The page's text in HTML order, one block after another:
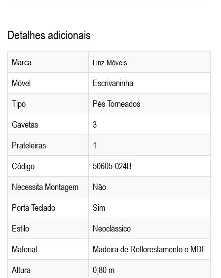
Detalhes adicionais
Marca Linz Móveis
Móvel
Escrivaninha
Tipo
Pés Torneados
Gavetas
3
Prateleiras
1
Código
50605-024B
Necessita Montagem
Não
Porta Teclado
Sim
Estilo
Neoclássico
Material
Madeira de Reflorestamento e MDF
Altura
0,80 m